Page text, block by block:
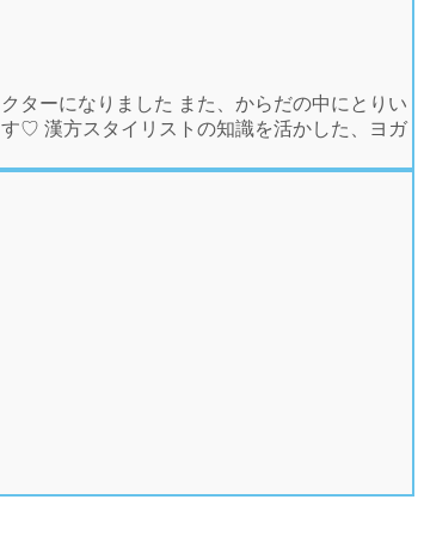
ターになりました また、からだの中にとりい
♡ 漢方スタイリストの知識を活かした、ヨガ